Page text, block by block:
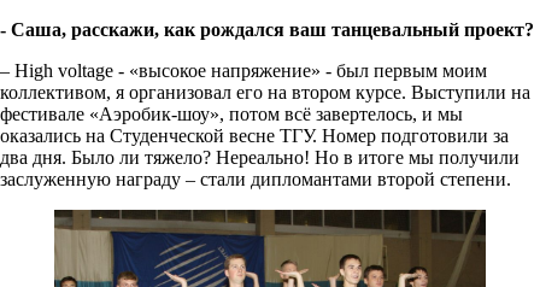
- Саша, расскажи, как рождался ваш танцевальный проект?
– High voltage - «высокое напряжение» - был первым моим
коллективом, я организовал его на втором курсе. Выступили на
фестивале «Аэробик-шоу», потом всё завертелось, и мы
оказались на Студенческой весне ТГУ. Номер подготовили за
два дня. Было ли тяжело? Нереально! Но в итоге мы получили
заслуженную награду – стали дипломантами второй степени.